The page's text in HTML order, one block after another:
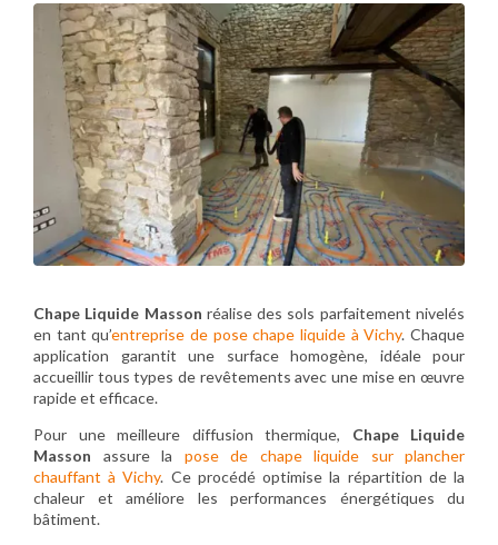
Chape Liquide Masson réalise des sols parfaitement nivelés
en tant qu’entreprise de pose chape liquide à Vichy. Chaque
application garantit une surface homogène, idéale pour
accueillir tous types de revêtements avec une mise en œuvre
rapide et efficace.
Pour une meilleure diffusion thermique, Chape Liquide
Masson assure la pose de chape liquide sur plancher
chauffant à Vichy. Ce procédé optimise la répartition de la
chaleur et améliore les performances énergétiques du
bâtiment.